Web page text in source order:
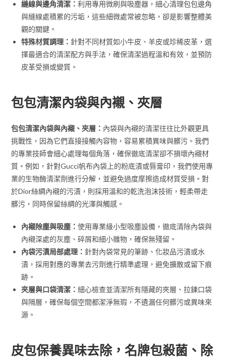
縫線與邊角清潔：利用專用微刷與吸塵器，細心清理包包邊角
與縫線處積累的污垢，這些細微處常被忽略，卻是影響整體美
觀的關鍵。
特殊材質調理： 針對不同材質如小牛皮、羊皮或珍稀皮革，選
擇最適合的清潔配方與手法，確保清潔過程溫和有效，並預防
皮革受損或變質。
包包清潔內袋與內襯、夾層
包包清潔內袋與內襯、夾層： 內袋與內襯的清潔往往比外觀更具
挑戰性，因為它們直接接觸內容物，容易累積異味與髒污。我們
的專業技師會細心處理每個角落，確保徹底清潔卻不損壞內襯材
質。例如，針對Gucci帆布內袋上的粉底漬或唇膏印，我們使用專
業的生物酶清潔劑進行分解，並避免過度摩擦造成材質受損。對
於Dior絲綢內襯的污漬，則採用溫和的乾洗泡沫技術，輕柔帶走
髒污，同時保留絲綢的光澤與觸感。
內襯除塵與吸塵：使用專業級小型吸塵設備，徹底清除內袋與
內襯深處的灰塵、碎屑和細小雜物，確保無殘留。
內袋污漬局部處理： 針對內袋常見的筆跡、化妝品污漬或水
漬，採用對應的專業去污劑進行精準處理，避免擴散或留下痕
跡。
夾層與口袋清潔：細心檢查並清潔所有隱藏的夾層、拉鍊口袋
與隔層，確保每個空間都潔淨無瑕，不遺漏任何髒污或異味來
源。
皮包保養異味去除，名牌包殺菌、除